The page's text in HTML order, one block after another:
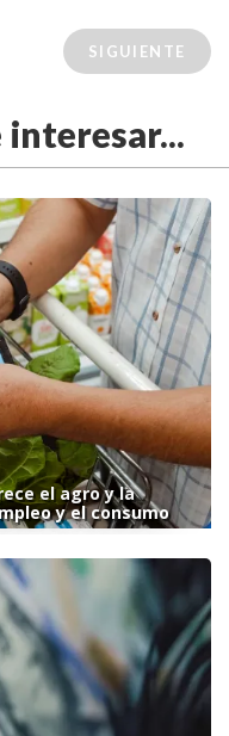
SIGUIENTE
interesar...
el agro y la
y el consumo